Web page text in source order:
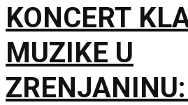
KONCERT
MUZIKE U